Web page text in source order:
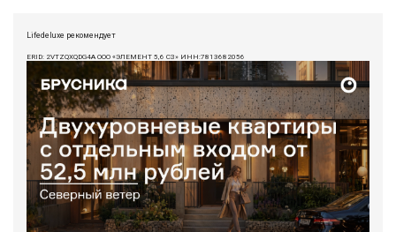
Lifedeluxe рекомендует
ERID: 2VTZQXQDG4A ООО «ЭЛЕМЕНТ 5,6 СЗ» ИНН:7813682056